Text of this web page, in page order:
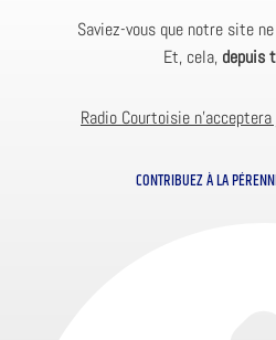
Saviez-vous que notre site
Et, cela, depuis
Radio Courtoisie
CONTRIBUEZ À LA